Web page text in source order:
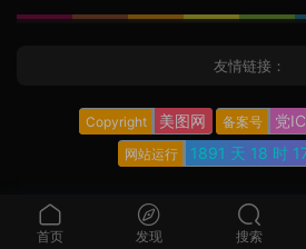
友情链接：
Copyright 美图网 备案号 党
网站运行 1891 天 18 时
首页 发现 搜索